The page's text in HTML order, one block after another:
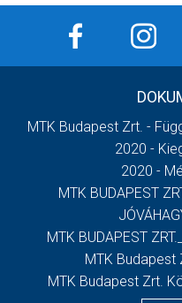
MTK Budapest Zrt. -
2020 -
2020 -
MTK BUDAPEST
MTK BUDAPEST
MTK Budapest
MTK Budapest Zrt.